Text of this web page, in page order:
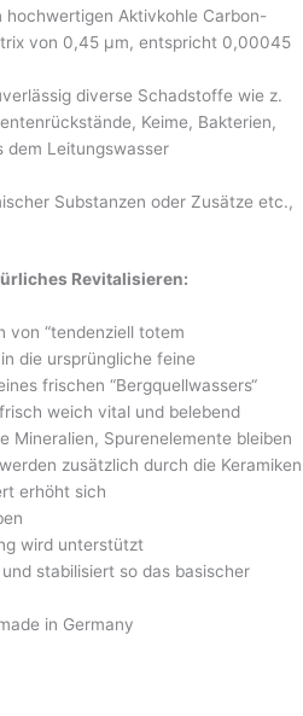
hochwertigen Aktivkohle Carbon-
von 0,45 μm, entspricht 0,00045
diverse Schadstoffe wie z.
Keime, Bakterien,
dem Leitungswasser
Substanzen oder Zusätze etc.,
Revitalisieren:
von “tendenziell totem
die ursprüngliche feine
frischen “Bergquellwassers“
weich vital und belebend
Mineralien, Spurenelemente bleiben
zusätzlich durch die Keramiken
erhöht sich
wird unterstützt
stabilisiert so das basischer
in Germany